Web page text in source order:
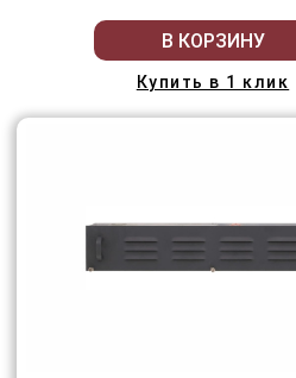
В КОРЗИНУ
Купить в 1 клик